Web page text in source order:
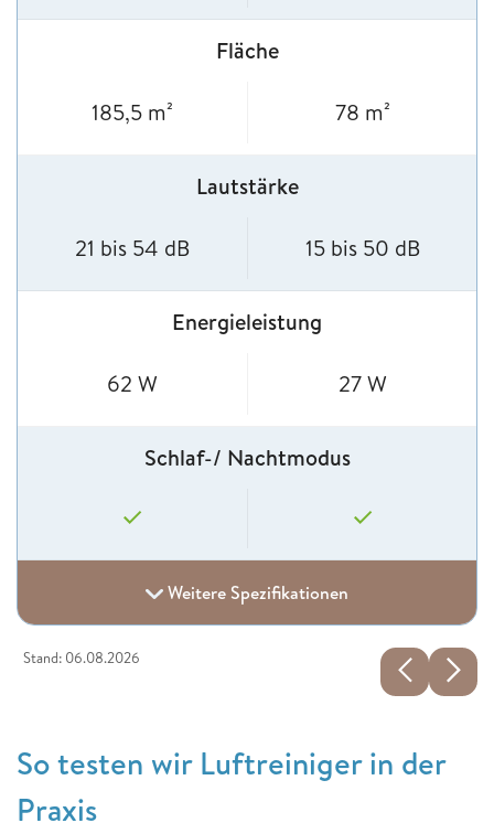
Fläche
185,5 m² 78 m²
Lautstärke
21 bis 54 dB 15 bis 50 dB
Energieleistung
62 W 27 W
Schlaf-/ Nachtmodus
Weitere Spezifikationen
Stand: 06.08.2026
So testen wir Luftreiniger in der
Praxis